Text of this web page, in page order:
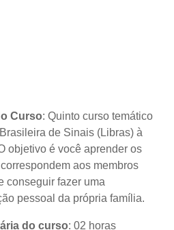
Curso: Quinto curso temático
de Sinais (Libras) à
objetivo é você aprender os
aos membros
conseguir fazer uma
pessoal da própria família.
do curso: 02 horas